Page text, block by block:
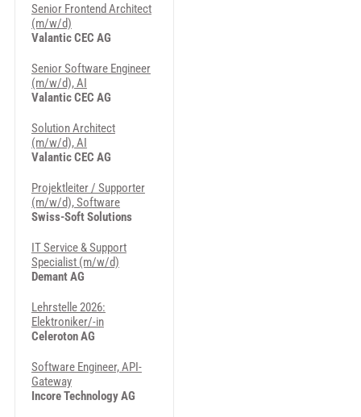
Senior Frontend Architect
(m/w/d)
Valantic CEC AG
Senior Software Engineer
(m/w/d), AI
Valantic CEC AG
Solution Architect
(m/w/d), AI
Valantic CEC AG
Projektleiter / Supporter
(m/w/d), Software
Swiss-Soft Solutions
IT Service & Support
Specialist (m/w/d)
Demant AG
Lehrstelle 2026:
Elektroniker/-in
Celeroton AG
Software Engineer, API-
Gateway
Incore Technology AG